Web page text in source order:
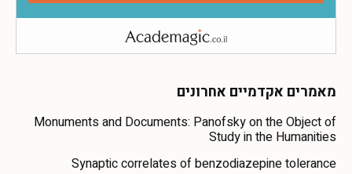
מאמרים אקדמיים אחרונים
Monuments and Documents: Panofsky on the Object of
Study in the Humanities
Synaptic correlates of benzodiazepine tolerance